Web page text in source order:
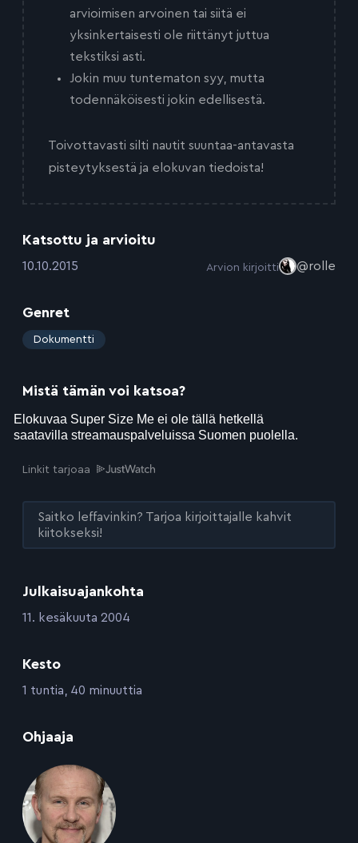
Julkaisuajankohta
:11. kesäkuuta 2004
Kesto
:1 tuntia, 40 minuuttia
Ohjaaja
arvioimisen arvoinen tai siitä ei
yksinkertaisesti ole riittänyt juttua
tekstiksi asti.
Jokin muu tuntematon syy, mutta
todennäköisesti jokin edellisestä.
Toivottavasti silti nautit suuntaa-antavasta
pisteytyksestä ja elokuvan tiedoista!
Katsottu ja arvioitu
:10.10.2015 Arvion kirjoitti @rolle
Genret
: Dokumentti
Mistä tämän voi katsoa?
Linkit tarjoaa
Saitko leffavinkin? Tarjoa kirjoittajalle kahvit
kiitokseksi!